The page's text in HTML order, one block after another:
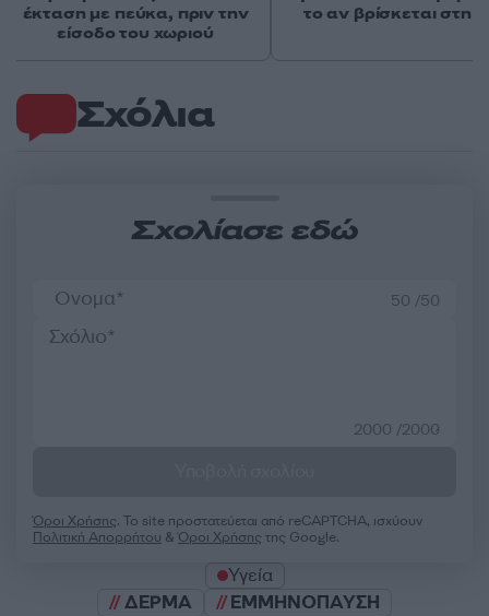
Σχόλια
Σχολίασε εδώ
50 /50
2000 /2000
Όροι Χρήσης. Το site προστατεύεται από reCAPTCHA, ισχύουν
Πολιτική Απορρήτου &Όροι Χρήσης της Google.
Υγεία
ΔΕΡΜΑ
ΕΜΜΗΝΟΠΑΥΣΗ
έκταση με πεύκα, πριν την
είσοδο του χωριού
το αν βρίσκεται στη